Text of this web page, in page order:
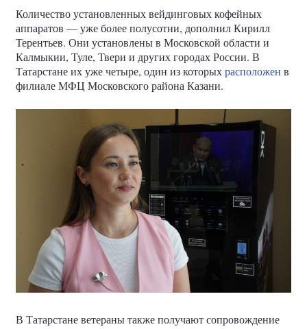
Количество установленных вейдинговых кофейных
аппаратов — уже более полусотни, дополнил Кирилл
Терентьев. Они установлены в Московской области и
Калмыкии, Туле, Твери и других городах России. В
Татарстане их уже четыре, один из которыхрасположен в
филиале МФЦ Московского района Казани.
В Татарстане ветераны также получают сопровождение